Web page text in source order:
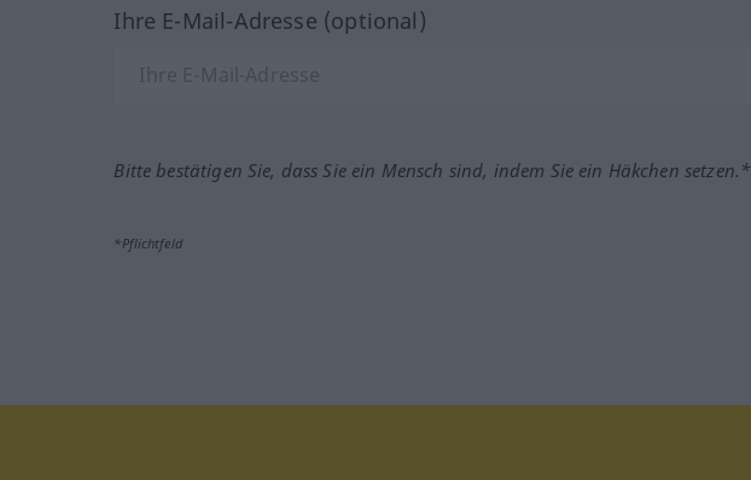
Ihre E-Mail-Adresse (optional)
Bitte bestätigen Sie, dass Sie ein Mensch sind, indem Sie ein Häkchen setzen.*
*Pflichtfeld